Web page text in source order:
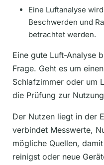
Eine Luftanalyse
Beschwerden und
betrachtet werden.
Eine gute Luft-Analyse
Frage. Geht es um
Schlafzimmer oder um
die Prüfung zur
Der Nutzen liegt in der
verbindet Messwerte,
mögliche Quellen,
reinigst oder neue